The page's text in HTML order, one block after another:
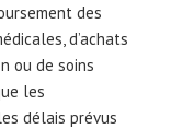
des
d’achats
ou de soins
les
délais prévus